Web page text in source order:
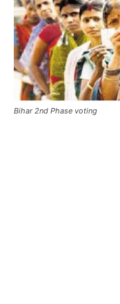
Bihar 2nd Phase voting